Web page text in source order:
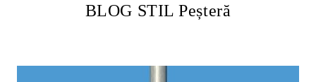
BLOG STIL Peșteră